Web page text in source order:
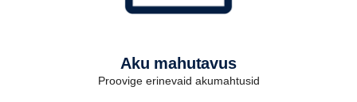
Aku mahutavus
Proovige erinevaid akumahtusid